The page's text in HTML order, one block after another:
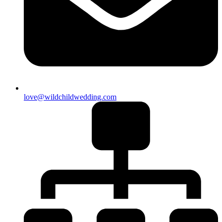
love@wildchildwedding.com